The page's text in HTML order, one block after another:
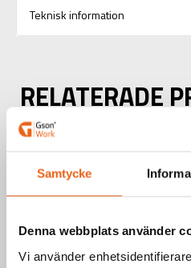
Samtycke
Denna webbplats använder
Vi använder
Teknisk information
RELATERADE
SKÄROLJA 400 ML